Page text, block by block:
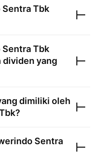
Sentra Tbk
Sentra Tbk
dividen yang
dimiliki oleh
?
Sentra